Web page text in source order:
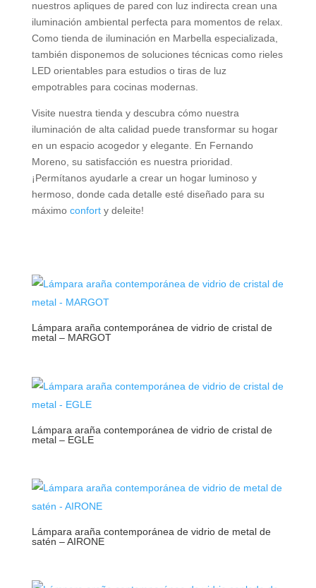
nuestros apliques de pared con luz indirecta crean una
iluminación ambiental perfecta para momentos de relax.
Como tienda de iluminación en Marbella especializada,
también disponemos de soluciones técnicas como rieles
LED orientables para estudios o tiras de luz
empotrables para cocinas modernas.
Visite nuestra tienda y descubra cómo nuestra
iluminación de alta calidad puede transformar su hogar
en un espacio acogedor y elegante. En Fernando
Moreno, su satisfacción es nuestra prioridad.
¡Permítanos ayudarle a crear un hogar luminoso y
hermoso, donde cada detalle esté diseñado para su
máximo conforty deleite!
Lámpara araña contemporánea de vidrio de cristal de
metal – MARGOT
Lámpara araña contemporánea de vidrio de cristal de
metal – EGLE
Lámpara araña contemporánea de vidrio de metal de
satén – AIRONE